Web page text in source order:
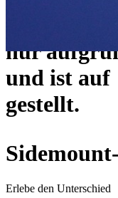
nur
und ist
gestellt.
Erlebe den Unterschied